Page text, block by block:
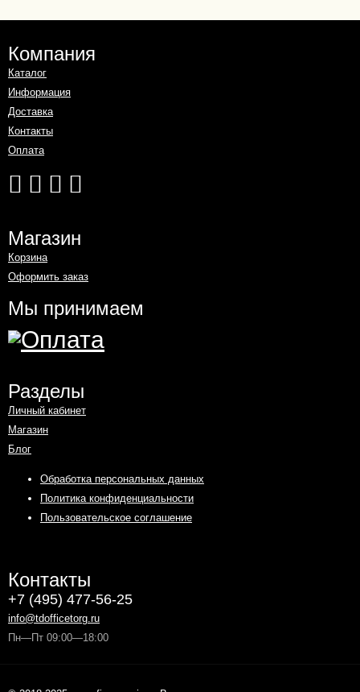
Компания
Каталог
Информация
Доставка
Контакты
Оплата
Магазин
Корзина
Оформить заказ
Мы принимаем
Разделы
Личный кабинет
Магазин
Блог
Обработка персональных данных
Политика конфиденциальности
Пользовательское соглашение
Контакты
+7 (495) 477-56-25
info@tdofficetorg.ru
Пн—Пт 09:00—18:00